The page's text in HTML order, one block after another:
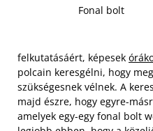
Fonal bolt
felkutatásáért, képesek
polcain keresgélni, hogy
szükségesnek vélnek. A
majd észre, hogy egyre-
amelyek egy-egy fonal bolt